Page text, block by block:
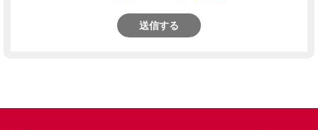
送信する